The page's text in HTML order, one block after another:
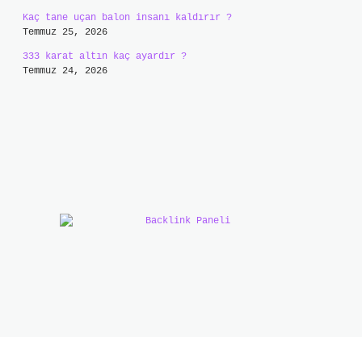
Kaç tane uçan balon insanı kaldırır ?
Temmuz 25, 2026
333 karat altın kaç ayardır ?
Temmuz 24, 2026